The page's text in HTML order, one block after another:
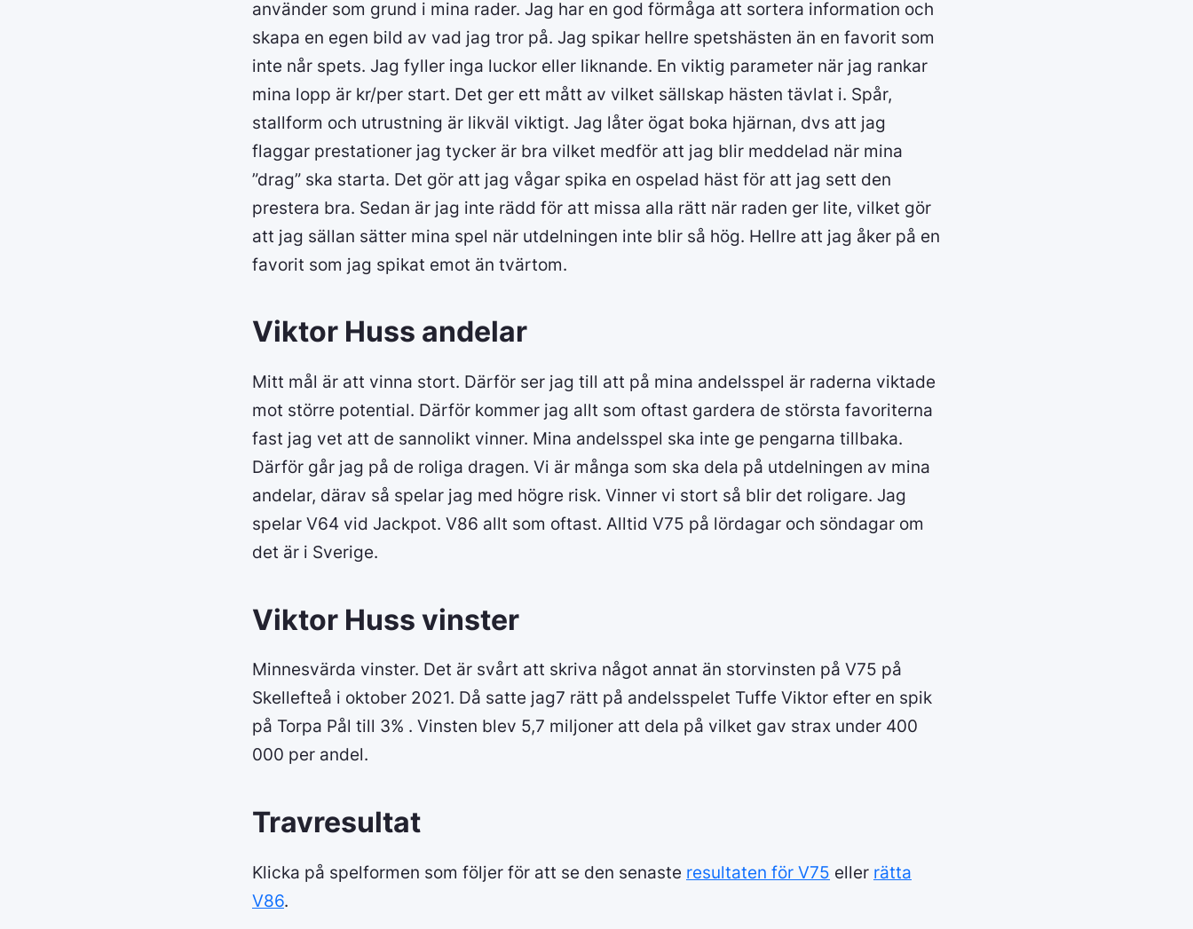
använder som grund i mina rader. Jag har en god förmåga att sortera information och
skapa en egen bild av vad jag tror på. Jag spikar hellre spetshästen än en favorit som
inte når spets. Jag fyller inga luckor eller liknande. En viktig parameter när jag rankar
mina lopp är kr/per start. Det ger ett mått av vilket sällskap hästen tävlat i. Spår,
stallform och utrustning är likväl viktigt. Jag låter ögat boka hjärnan, dvs att jag
flaggar prestationer jag tycker är bra vilket medför att jag blir meddelad när mina
”drag” ska starta. Det gör att jag vågar spika en ospelad häst för att jag sett den
prestera bra. Sedan är jag inte rädd för att missa alla rätt när raden ger lite, vilket gör
att jag sällan sätter mina spel när utdelningen inte blir så hög. Hellre att jag åker på en
favorit som jag spikat emot än tvärtom.
Viktor Huss andelar
Mitt mål är att vinna stort. Därför ser jag till att på mina andelsspel är raderna viktade
mot större potential. Därför kommer jag allt som oftast gardera de största favoriterna
fast jag vet att de sannolikt vinner. Mina andelsspel ska inte ge pengarna tillbaka.
Därför går jag på de roliga dragen. Vi är många som ska dela på utdelningen av mina
andelar, därav så spelar jag med högre risk. Vinner vi stort så blir det roligare. Jag
spelar V64 vid Jackpot. V86 allt som oftast. Alltid V75 på lördagar och söndagar om
det är i Sverige.
Viktor Huss vinster
Minnesvärda vinster. Det är svårt att skriva något annat än storvinsten på V75 på
Skellefteå i oktober 2021. Då satte jag7 rätt på andelsspelet Tuffe Viktor efter en spik
på Torpa Pål till 3% . Vinsten blev 5,7 miljoner att dela på vilket gav strax under 400
000 per andel.
Travresultat
Klicka på spelformen som följer för att se den senaste resultaten för V75 eller rätta
V86.